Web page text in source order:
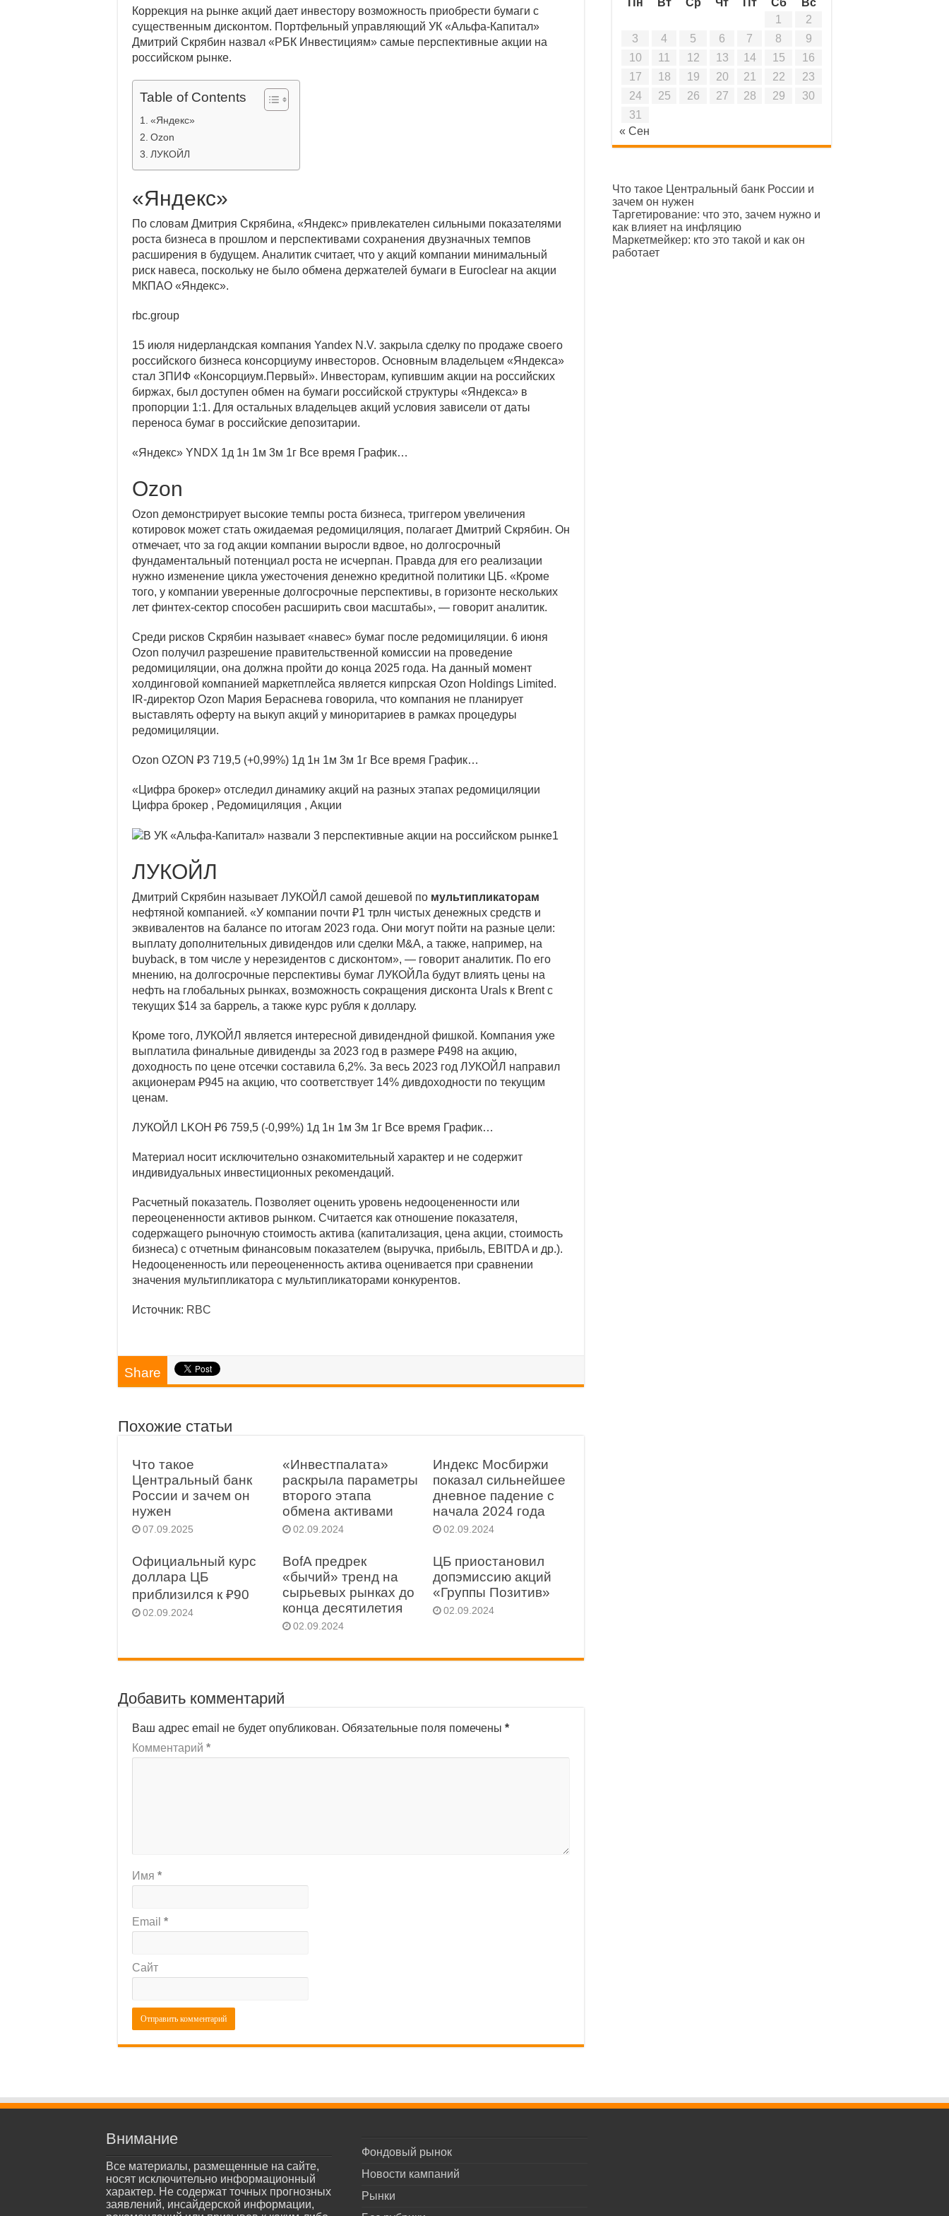
Индекс РТС впервые за два года опустился ниже 900 пунктов
Индекс Мосбиржи, бумаги «Газпрома» и Globaltrans: дайджест
Коррекция на рынке акций дает инвестору возможность приобрести бумаги с
существенным дисконтом. Портфельный управляющий УК «Альфа-Капитал»
Дмитрий Скрябин назвал «РБК Инвестициям» самые перспективные акции на
российском рынке.
Table of Contents
«Яндекс»
Ozon
ЛУКОЙЛ
«Яндекс»
По словам Дмитрия Скрябина, «Яндекс» привлекателен сильными показателями
роста бизнеса в прошлом и перспективами сохранения двузначных темпов
расширения в будущем. Аналитик считает, что у акций компании минимальный
риск навеса, поскольку не было обмена держателей бумаги в Euroclear на акции
МКПАО «Яндекс».
rbc.group
15 июля нидерландская компания Yandex N.V. закрыла сделку по продаже своего
российского бизнеса консорциуму инвесторов. Основным владельцем «Яндекса»
стал ЗПИФ «Консорциум.Первый». Инвесторам, купившим акции на российских
биржах, был доступен обмен на бумаги российской структуры «Яндекса» в
пропорции 1:1. Для остальных владельцев акций условия зависели от даты
переноса бумаг в российские депозитарии.
«Яндекс» YNDX 1д 1н 1м 3м 1г Все время График…
Ozon
Ozon демонстрирует высокие темпы роста бизнеса, триггером увеличения
котировок может стать ожидаемая редомициляция, полагает Дмитрий Скрябин. Он
отмечает, что за год акции компании выросли вдвое, но долгосрочный
фундаментальный потенциал роста не исчерпан. Правда для его реализации
нужно изменение цикла ужесточения денежно кредитной политики ЦБ. «Кроме
того, у компании уверенные долгосрочные перспективы, в горизонте нескольких
лет финтех-сектор способен расширить свои масштабы», — говорит аналитик.
Среди рисков Скрябин называет «навес» бумаг после редомициляции. 6 июня
Ozon получил разрешение правительственной комиссии на проведение
редомициляции, она должна пройти до конца 2025 года. На данный момент
холдинговой компанией маркетплейса является кипрская Ozon Holdings Limited.
IR-директор Ozon Мария Бераснева говорила, что компания не планирует
выставлять оферту на выкуп акций у миноритариев в рамках процедуры
редомициляции.
Ozon OZON ₽3 719,5 (+0,99%) 1д 1н 1м 3м 1г Все время График…
«Цифра брокер» отследил динамику акций на разных этапах редомициляции
Цифра брокер , Редомициляция , Акции
ЛУКОЙЛ
Дмитрий Скрябин называет ЛУКОЙЛ самой дешевой по мультипликаторам
нефтяной компанией. «У компании почти ₽1 трлн чистых денежных средств и
эквивалентов на балансе по итогам 2023 года. Они могут пойти на разные цели:
выплату дополнительных дивидендов или сделки М&А, а также, например, на
buyback, в том числе у нерезидентов с дисконтом», — говорит аналитик. По его
мнению, на долгосрочные перспективы бумаг ЛУКОЙЛа будут влиять цены на
нефть на глобальных рынках, возможность сокращения дисконта Urals к Brent с
текущих $14 за баррель, а также курс рубля к доллару.
Кроме того, ЛУКОЙЛ является интересной дивидендной фишкой. Компания уже
выплатила финальные дивиденды за 2023 год в размере ₽498 на акцию,
доходность по цене отсечки составила 6,2%. За весь 2023 год ЛУКОЙЛ направил
акционерам ₽945 на акцию, что соответствует 14% дивдоходности по текущим
ценам.
ЛУКОЙЛ LKOH ₽6 759,5 (-0,99%) 1д 1н 1м 3м 1г Все время График…
Материал носит исключительно ознакомительный характер и не содержит
индивидуальных инвестиционных рекомендаций.
Расчетный показатель. Позволяет оценить уровень недооцененности или
переоцененности активов рынком. Считается как отношение показателя,
содержащего рыночную стоимость актива (капитализация, цена акции, стоимость
бизнеса) с отчетным финансовым показателем (выручка, прибыль, EBITDA и др.).
Недооцененность или переоцененность актива оценивается при сравнении
значения мультипликатора с мультипликаторами конкурентов.
Источник: RBC
Share
Похожие статьи
Что такое
Центральный банк
России и зачем он
нужен
07.09.2025
«Инвестпалата»
раскрыла параметры
второго этапа
обмена активами
02.09.2024
Индекс Мосбиржи
показал сильнейшее
дневное падение с
начала 2024 года
02.09.2024
Официальный курс
доллара ЦБ
приблизился к ₽90
02.09.2024
BofA предрек
«бычий» тренд на
сырьевых рынках до
конца десятилетия
02.09.2024
ЦБ приостановил
допэмиссию акций
«Группы Позитив»
02.09.2024
Добавить комментарий
Ваш адрес email не будет опубликован. Обязательные поля помечены *
Комментарий *
Имя *
Email *
Сайт
Пн
Вт Ср Чт Пт Сб
Вс
1
2
3
4 5 6 7 8
9
10
11 12 13 14 15
16
17
18 19 20 21 22
23
24
25 26 27 28 29
30
31
« Сен
Что такое Центральный банк России и
зачем он нужен
Таргетирование: что это, зачем нужно и
как влияет на инфляцию
Маркетмейкер: кто это такой и как он
работает
Внимание
Все материалы, размещенные на сайте,
носят исключительно информационный
характер. Не содержат точных прогнозных
заявлений, инсайдерской информации,
Фондовый рынок
Новости кампаний
Рынки